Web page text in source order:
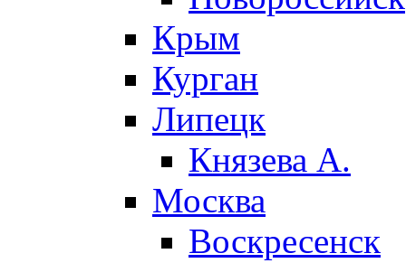
Крым
Курган
Липецк
Князева А.
Москва
Воскресенск